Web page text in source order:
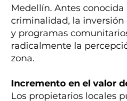
Medellín. Antes conocida
criminalidad, la
y programas
radicalmente la
zona.
Incremento en el valor
Los propietarios locales